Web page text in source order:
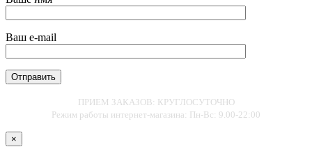
Ваш e-mail
ПРИЕМ ЗАКАЗОВ: КРУГЛОСУТОЧНО
Режим работы интернет-магазина: Пн-Вс: 9.00-22:00
×